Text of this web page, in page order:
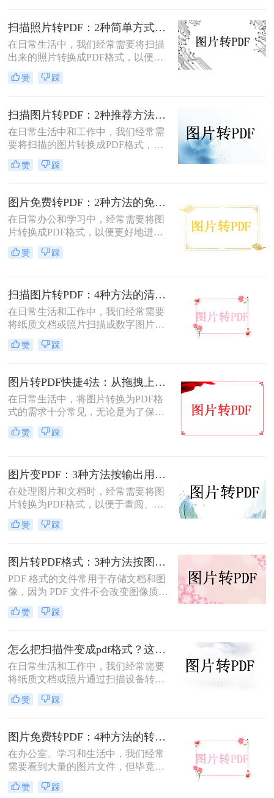
转换pdf呢？本文将介绍三种将JPG图
片转换为PDF的方法。
扫描照片转PDF：2种简单方式在身份证和合同上的操作差异！
在日常生活中，我们经常需要将扫描
出来的照片转换成PDF格式，以便于
分享、存储和管理。那么扫描出来的
照片怎么转成pdf呢？本文将介绍两种
赞 踩
扫描图片转PDF：2种推荐方法的清晰度调优和文件压缩！
在日常生活中和工作中，我们经常需
要将扫描的图片转换成PDF格式，以
便于文档的管理、共享和打印。那么
扫描图片怎么转换成pdf呢？本文将介
方法。
赞 踩
图片免费转PDF：2种方法的免费额度、水印和画质对比！
在日常办公和学习中，经常需要将图
片转换成PDF格式，以便更好地进行
分享、打印或存档。那么如何把图片
转换成pdf格式免费呢？本文将介绍两
赞 踩
扫描图片转PDF：4种方法的清晰度和文件体积对比!
在日常生活和工作中，我们经常需要
将纸质文档或照片扫描成数字图片，
并进一步将这些图片转换成PDF格
式，以便于分享、存储和查阅。那么
介绍四种将扫描图片转换成PDF的方
法。
赞 踩
图片转PDF快捷4法：从拖拽上传到批量导出的操作流程！
在日常生活中，将图片转换为PDF格
式的需求十分常见，无论是为了保存
照片、制作电子相册，还是为了提交
报告和简历中的图片资料。那么图片
完成图片到PDF的转换。
赞 踩
图片变PDF：3种方法按输出用途（打印/存档/分享）选！
在处理图片和文档时，经常需要将图
片转换为PDF格式，以便于查阅、分
享或存档。那么如何把图片变成pdf
呢？本文将介绍三种常用的图片转
赞 踩
图片转PDF格式：3种方法按图片来源（手机/相机/截图）选！
PDF 格式的文件常用于存储文档和图
像，因为 PDF 文件不会改变图像质
量、版本或格式，而且可以在任何设
备之间轻松传输。如果你想将一些图
并成一个 PDF 文件，本文将介绍图片
如何转换为PDF格式。
赞 踩
怎么把扫描件变成pdf格式？这三种方法简单又实用！
在日常生活和工作中，我们经常需要
将纸质文档或照片通过扫描设备转化
为数字格式，并进一步将其保存为
PDF文件，以便于分享、存储和查
呢？本文将介绍三种将扫描件转换成
PDF格式的方法。
赞 踩
图片免费转PDF：4种方法的转换速度和画质损失对比！
在办公室、学习和生活中，我们经常
需要看到大量的图片文件，但毕竟，
一张一张地看照片相对麻烦，所以我
们通常会把照片变成PDF。事实上，
赞 踩